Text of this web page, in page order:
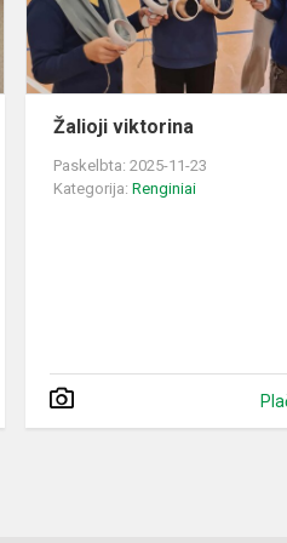
Žalioji viktorina
Paskelbta: 2025-11-23
Kategorija:Renginiai